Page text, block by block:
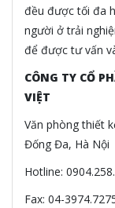
đều được tối đa
người ở trải
để được tư vấn
CÔNG TY CỔ
VIỆT
Văn phòng thiết
Đống Đa, Hà Nội
Hotline:
Fax: 04-